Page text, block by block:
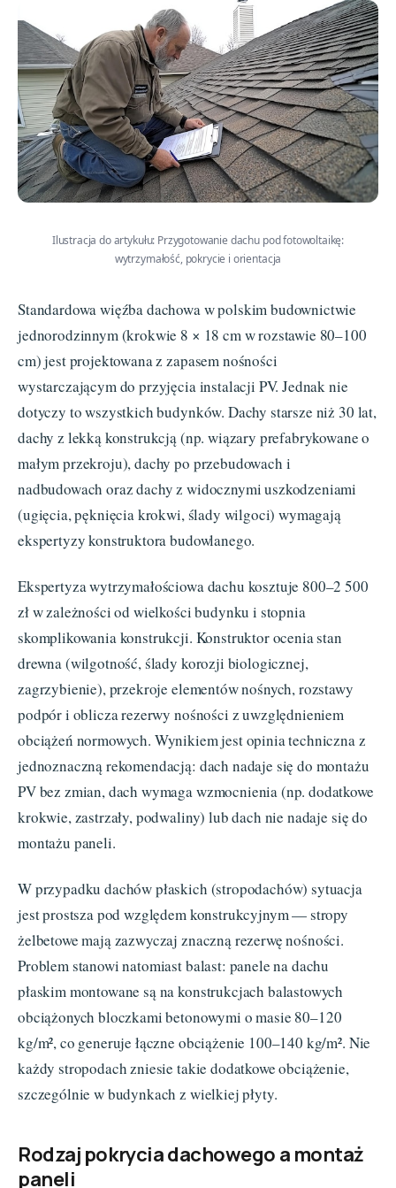
Ilustracja do artykułu: Przygotowanie dachu pod fotowoltaikę:
wytrzymałość, pokrycie i orientacja
Standardowa więźba dachowa w polskim budownictwie
jednorodzinnym (krokwie 8 × 18 cm w rozstawie 80–100
cm) jest projektowana z zapasem nośności
wystarczającym do przyjęcia instalacji PV. Jednak nie
dotyczy to wszystkich budynków. Dachy starsze niż 30 lat,
dachy z lekką konstrukcją (np. wiązary prefabrykowane o
małym przekroju), dachy po przebudowach i
nadbudowach oraz dachy z widocznymi uszkodzeniami
(ugięcia, pęknięcia krokwi, ślady wilgoci) wymagają
ekspertyzy konstruktora budowlanego.
Ekspertyza wytrzymałościowa dachu kosztuje 800–2 500
zł w zależności od wielkości budynku i stopnia
skomplikowania konstrukcji. Konstruktor ocenia stan
drewna (wilgotność, ślady korozji biologicznej,
zagrzybienie), przekroje elementów nośnych, rozstawy
podpór i oblicza rezerwy nośności z uwzględnieniem
obciążeń normowych. Wynikiem jest opinia techniczna z
jednoznaczną rekomendacją: dach nadaje się do montażu
PV bez zmian, dach wymaga wzmocnienia (np. dodatkowe
krokwie, zastrzały, podwaliny) lub dach nie nadaje się do
montażu paneli.
W przypadku dachów płaskich (stropodachów) sytuacja
jest prostsza pod względem konstrukcyjnym — stropy
żelbetowe mają zazwyczaj znaczną rezerwę nośności.
Problem stanowi natomiast balast: panele na dachu
płaskim montowane są na konstrukcjach balastowych
obciążonych bloczkami betonowymi o masie 80–120
kg/m², co generuje łączne obciążenie 100–140 kg/m². Nie
każdy stropodach zniesie takie dodatkowe obciążenie,
szczególnie w budynkach z wielkiej płyty.
Rodzaj pokrycia dachowego a montaż
paneli